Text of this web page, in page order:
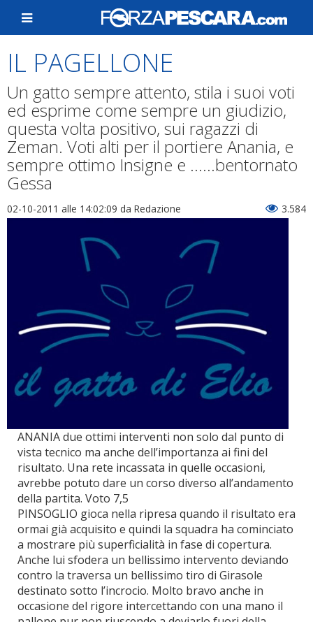
IL PAGELLONE
Un gatto sempre attento, stila i suoi voti
ed esprime come sempre un giudizio,
questa volta positivo, sui ragazzi di
Zeman. Voti alti per il portiere Anania, e
sempre ottimo Insigne e ......bentornato
Gessa
02-10-2011 alle 14:02:09 da Redazione 3.584
ANANIA due ottimi interventi non solo dal punto di
vista tecnico ma anche dell’importanza ai fini del
risultato. Una rete incassata in quelle occasioni,
avrebbe potuto dare un corso diverso all’andamento
della partita. Voto 7,5
PINSOGLIO gioca nella ripresa quando il risultato era
ormai già acquisito e quindi la squadra ha cominciato
a mostrare più superficialità in fase di copertura.
Anche lui sfodera un bellissimo intervento deviando
contro la traversa un bellissimo tiro di Girasole
destinato sotto l’incrocio. Molto bravo anche in
occasione del rigore intercettando con una mano il